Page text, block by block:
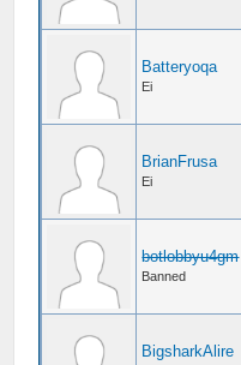
Batteryoqa
Ei
BrianFrusa
Ei
botlobbyu4gm
Banned
BigsharkAlire